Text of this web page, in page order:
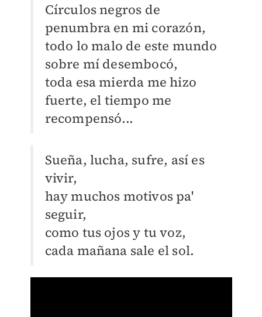
Círculos negros de
penumbra en mi corazón,
todo lo malo de este mundo
sobre mí desembocó,
toda esa mierda me hizo
fuerte, el tiempo me
recompensó...
Sueña, lucha, sufre, así es
vivir,
hay muchos motivos pa'
seguir,
como tus ojos y tu voz,
cada mañana sale el sol.